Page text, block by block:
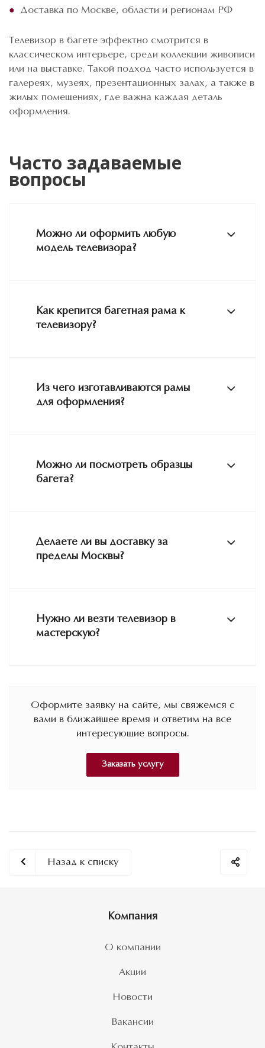
Доставка по Москве, области и регионам РФ
Телевизор в багете эффектно смотрится в
классическом интерьере, среди коллекции живописи
или на выставке. Такой подход часто используется в
галереях, музеях, презентационных залах, а также в
жилых помещениях, где важна каждая деталь
оформления.
Часто задаваемые
вопросы
Можно ли оформить любую
модель телевизора?
Как крепится багетная рама к
телевизору?
Из чего изготавливаются рамы
для оформления?
Можно ли посмотреть образцы
багета?
Делаете ли вы доставку за
пределы Москвы?
Нужно ли везти телевизор в
мастерскую?
Оформите заявку на сайте, мы свяжемся с
вами в ближайшее время и ответим на все
интересующие вопросы.
Заказать услугу
Назад к списку
Компания
О компании
Акции
Новости
Вакансии